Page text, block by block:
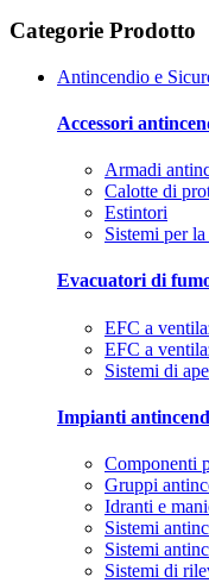
Categorie Prodotto
Antincendio e
Accessori
Armadi
Calotte di
Estintori
Sistemi per
Evacuatori di
EFC a
EFC a
Sistemi di
Impianti
Componenti
Gruppi
Idranti e
Sistemi
Sistemi
Sistemi di